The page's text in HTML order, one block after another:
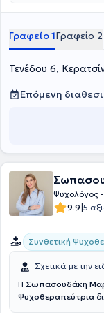
ασκήσεως
δομές ψυχικής
εργάζεται ιδιωτικά
θεραπευτικές
Γραφείο 1Γραφείο 2
Τενέδου 6,
Επόμενη
Ψυχολόγος
9.9|5
Συνθετική
Σχετικά με την
Η Σωπασουδάκη
Ψυχοθεραπεύτρια